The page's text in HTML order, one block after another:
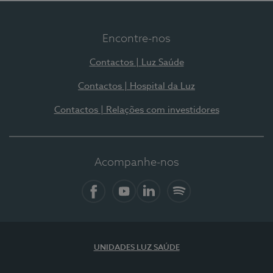
Encontre-nos
Contactos | Luz Saúde
Contactos | Hospital da Luz
Contactos | Relações com investidores
Acompanhe-nos
UNIDADES LUZ SAÚDE